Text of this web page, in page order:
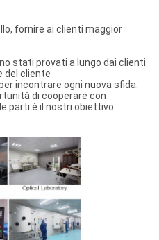
fornire ai clienti maggior
stati provati a lungo dai clienti
del cliente
incontrare ogni nuova sfida.
di cooperare con
parti è il nostri obiettivo